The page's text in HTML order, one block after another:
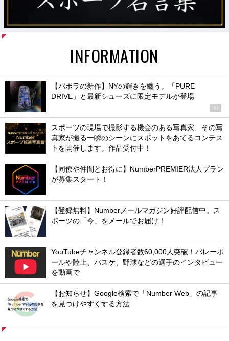
INFORMATION
【バボラの新作】NYの輝きを纏う。「PURE
DRIVE」と最新シューズに限定モデルが登場
PR
スポーツの現場で撮影する機会のある写真家、その写
真家が撮る一瞬のシーンにスポットをあてるコンテス
トを開催します。作品受付中！
【同僚や仲間とお得に】NumberPREMIER法人プラン
が募集スタート！
【登録無料】Numberメールマガジン好評配信中。ス
ポーツの「今」をメールでお届け！
YouTubeチャンネル登録者数60,000人突破！バレーボ
ールや陸上、バスケ、野球などの選手のインタビュー
を動画で
【お知らせ】Google検索で「Number Web」の記事
を見つけやすくする方法